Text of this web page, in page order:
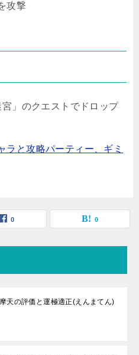
攻撃
宮」のクエストでドロップ
ラと攻略パーティー、ギミ
0 0
天の評価と運極適正(えんまてん)